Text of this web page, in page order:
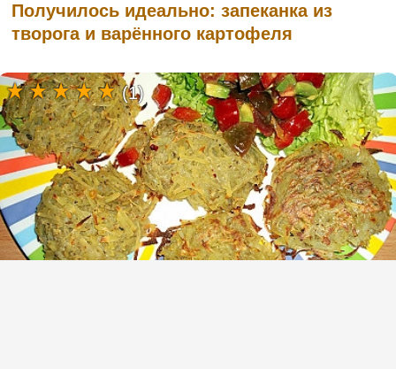
Получилось идеально: запеканка из
творога и варённого картофеля
(1)